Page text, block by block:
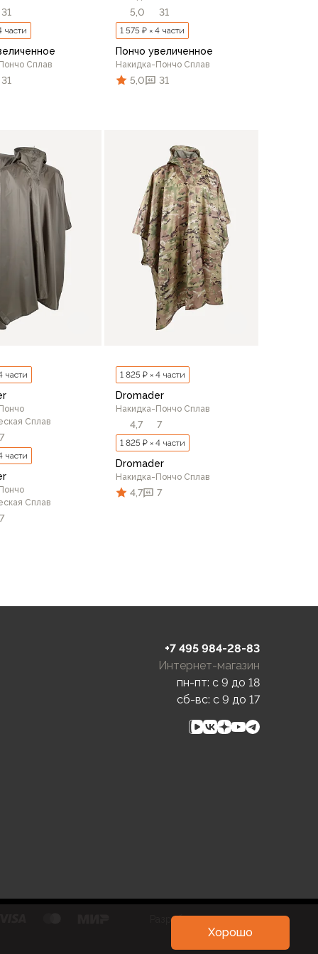
31
части
Сплав
31
корзину
5,0 31
1 575 ₽ × 4 части
Пончо увеличенное
Накидка-Пончо Сплав
5,0 31
В корзину
части
Сплав
7
части
Сплав
7
корзину
1 825 ₽ × 4 части
Dromader
Накидка-Пончо Сплав
4,7 7
1 825 ₽ × 4 части
Dromader
Накидка-Пончо Сплав
4,7 7
+7 495 984-28-83
Интернет-магазин
пн-пт: c 9 до 18
сб-вс: c 9 до 17
Разработка и развитие
Хорошо